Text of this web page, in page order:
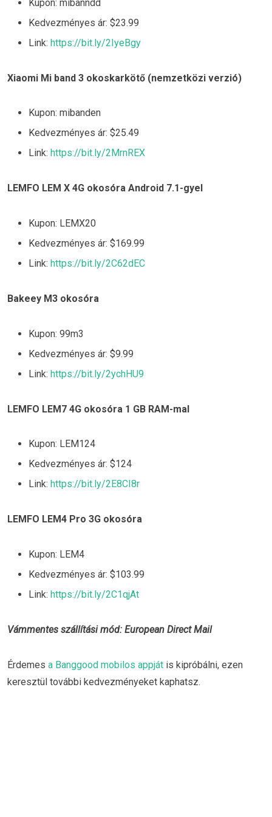
Kupon: mibanndd
Kedvezményes ár: $23.99
Link: https://bit.ly/2IyeBgy
Xiaomi Mi band 3 okoskarkötő (nemzetközi verzió)
Kupon: mibanden
Kedvezményes ár: $25.49
Link: https://bit.ly/2MrnREX
LEMFO LEM X 4G okosóra Android 7.1-gyel
Kupon: LEMX20
Kedvezményes ár: $169.99
Link: https://bit.ly/2C62dEC
Bakeey M3 okosóra
Kupon: 99m3
Kedvezményes ár: $9.99
Link: https://bit.ly/2ychHU9
LEMFO LEM7 4G okosóra 1 GB RAM-mal
Kupon: LEM124
Kedvezményes ár: $124
Link: https://bit.ly/2E8CI8r
LEMFO LEM4 Pro 3G okosóra
Kupon: LEM4
Kedvezményes ár: $103.99
Link: https://bit.ly/2C1qjAt
Vámmentes szállítási mód: European Direct Mail
Érdemes a Banggood mobilos appját is kipróbálni, ezen
keresztül további kedvezményeket kaphatsz.